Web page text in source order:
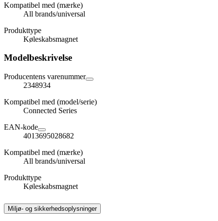
Kompatibel med (mærke)
All brands/universal
Produkttype
Køleskabsmagnet
Modelbeskrivelse
Producentens varenummer
2348934
Kompatibel med (model/serie)
Connected Series
EAN-kode
4013695028682
Kompatibel med (mærke)
All brands/universal
Produkttype
Køleskabsmagnet
Miljø- og sikkerhedsoplysninger